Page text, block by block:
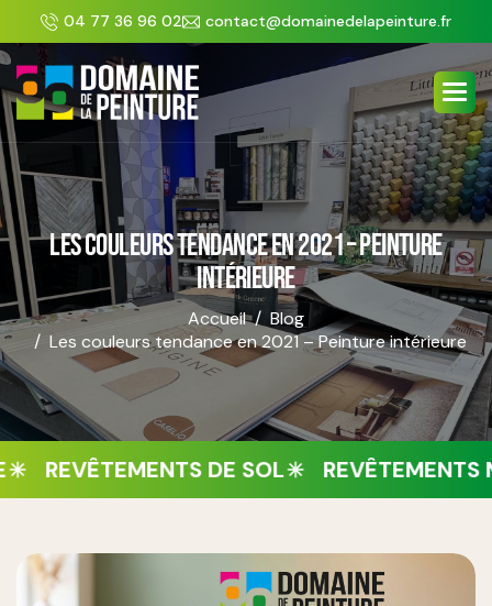
04 77 36 96 02 contact@domainedelapeinture.fr
LES COULEURS TENDANCE EN 2021 – PEINTURE
INTÉRIEURE
Accueil
Blog
Les couleurs tendance en 2021 – Peinture intérieure
DE SOL REVÊTEMENTS
Panneau de gestion des cookies